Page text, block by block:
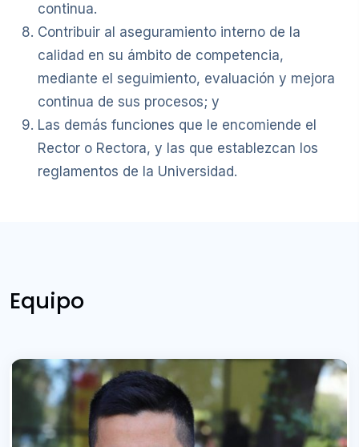
continua.
Contribuir al aseguramiento interno de la
calidad en su ámbito de competencia,
mediante el seguimiento, evaluación y mejora
continua de sus procesos; y
Las demás funciones que le encomiende el
Rector o Rectora, y las que establezcan los
reglamentos de la Universidad.
Equipo